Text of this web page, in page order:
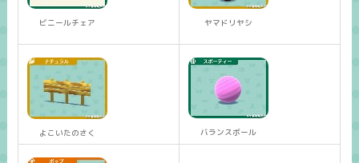
ビニールチェア ヤマドリヤシ
よこいたのさく バランスボール